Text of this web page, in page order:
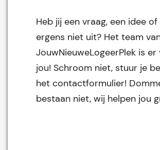
Heb jij een vraag, een idee
ergens niet uit? Het team
JouwNieuweLogeerPlek is er
jou! Schroom niet, stuur je
het contactformulier!
bestaan niet, wij helpen jou